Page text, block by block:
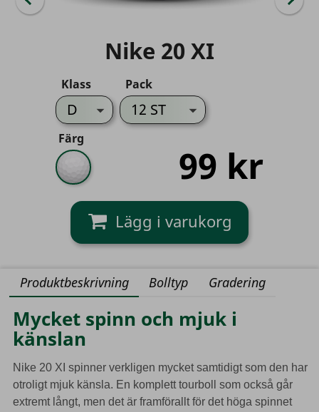
Nike 20 XI
Klass Pack
Färg
Vit 99 kr
Produktbeskrivning Bolltyp Gradering
Mycket spinn och mjuk i
känslan
Nike 20 XI spinner verkligen mycket samtidigt som den har
otroligt mjuk känsla. En komplett tourboll som också går
extremt långt, men det är framförallt för det höga spinnet